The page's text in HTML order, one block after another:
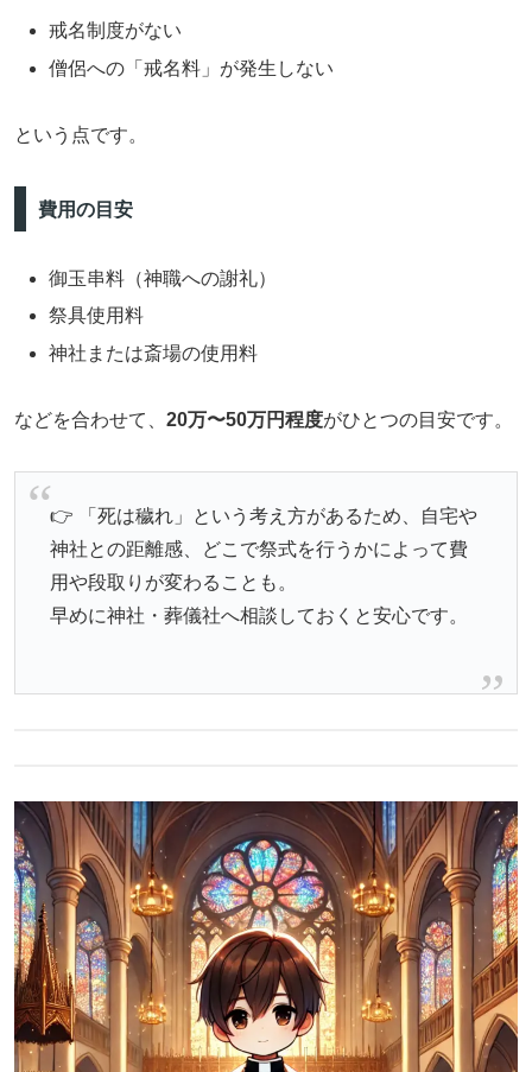
戒名制度がない
僧侶への「戒名料」が発生しない
という点です。
費用の目安
御玉串料（神職への謝礼）
祭具使用料
神社または斎場の使用料
などを合わせて、 20万〜50万円程度がひとつの目安です。
👉 「死は穢れ」という考え方があるため、自宅や
神社との距離感、どこで祭式を行うかによって費
用や段取りが変わることも。
早めに神社・葬儀社へ相談しておくと安心です。